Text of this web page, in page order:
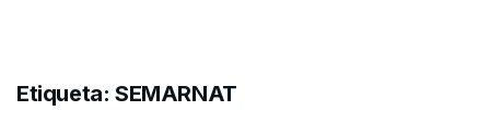
Etiqueta: SEMARNAT